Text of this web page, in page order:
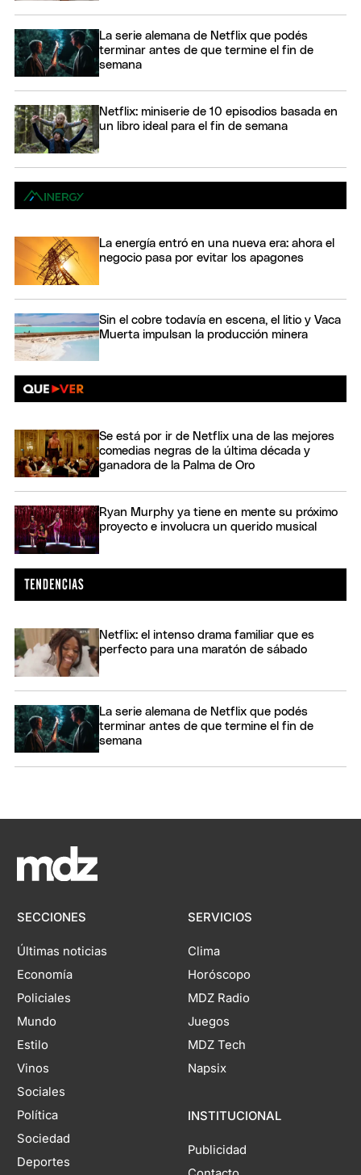
La serie alemana de Netflix que podés
terminar antes de que termine el fin de
semana
Netflix: miniserie de 10 episodios basada en
un libro ideal para el fin de semana
La energía entró en una nueva era: ahora el
negocio pasa por evitar los apagones
Sin el cobre todavía en escena, el litio y Vaca
Muerta impulsan la producción minera
Se está por ir de Netflix una de las mejores
comedias negras de la última década y
ganadora de la Palma de Oro
Ryan Murphy ya tiene en mente su próximo
proyecto e involucra un querido musical
Netflix: el intenso drama familiar que es
perfecto para una maratón de sábado
La serie alemana de Netflix que podés
terminar antes de que termine el fin de
semana
SECCIONES
Últimas noticias
Economía
Policiales
Mundo
Estilo
Vinos
Sociales
Política
Sociedad
Deportes
SERVICIOS
Clima
Horóscopo
MDZ Radio
Juegos
MDZ Tech
Napsix
INSTITUCIONAL
Publicidad